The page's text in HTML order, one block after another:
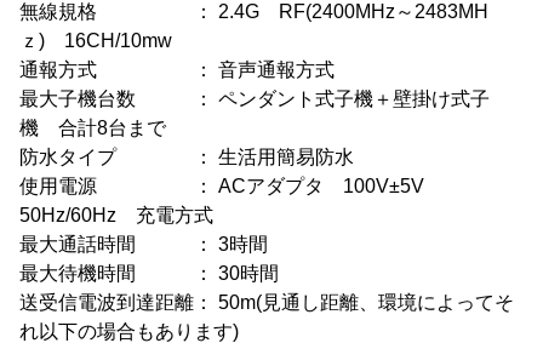
無線規格 ： 2.4G RF(2400MHz～2483MH
ｚ) 16CH/10mw
通報方式 ： 音声通報方式
最大子機台数 ： ペンダント式子機＋壁掛け式子
機 合計8台まで
防水タイプ ： 生活用簡易防水
使用電源 ： ACアダプタ 100V±5V
50Hz/60Hz 充電方式
最大通話時間 ： 3時間
最大待機時間 ： 30時間
送受信電波到達距離： 50m(見通し距離、環境によってそ
れ以下の場合もあります)